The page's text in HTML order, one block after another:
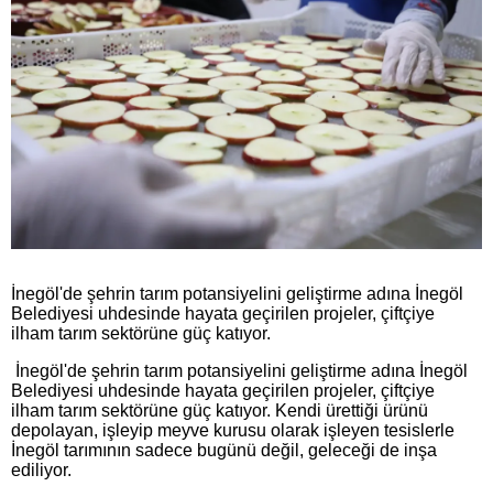
İnegöl'de şehrin tarım potansiyelini geliştirme adına İnegöl
Belediyesi uhdesinde hayata geçirilen projeler, çiftçiye
ilham tarım sektörüne güç katıyor.
İnegöl'de şehrin tarım potansiyelini geliştirme adına İnegöl
Belediyesi uhdesinde hayata geçirilen projeler, çiftçiye
ilham tarım sektörüne güç katıyor. Kendi ürettiği ürünü
depolayan, işleyip meyve kurusu olarak işleyen tesislerle
İnegöl tarımının sadece bugünü değil, geleceği de inşa
ediliyor.